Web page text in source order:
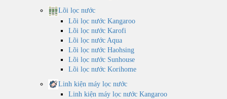
Lõi lọc nước
Lõi lọc nước Kangaroo
Lõi lọc nước Karofi
Lõi lọc nước Aqua
Lõi lọc nước Haohsing
Lõi lọc nước Sunhouse
Lõi lọc nước Korihome
Linh kiện máy lọc nước
Linh kiện máy lọc nước Kangaroo